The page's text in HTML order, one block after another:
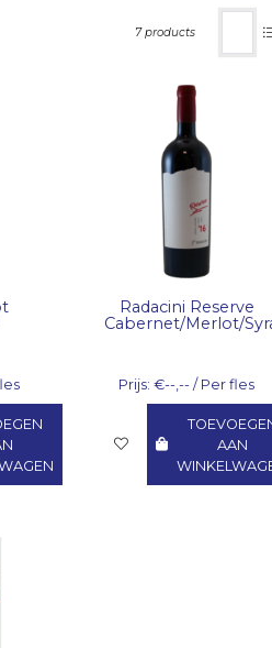
7 products
Radacini Reserve
Cabernet/Merlot/
Prijs: €--,-- / Per fles
AAN